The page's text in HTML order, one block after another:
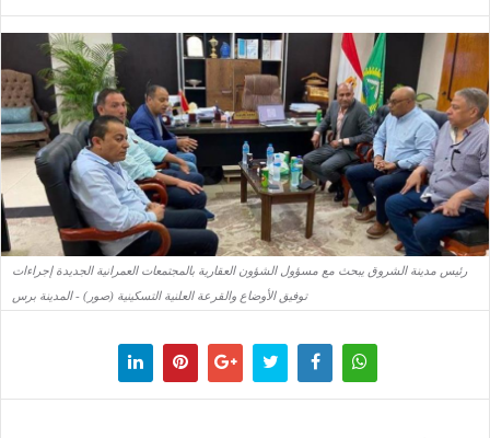
رئيس مدينة الشروق يبحث مع مسؤول الشؤون العقارية بالمجتمعات العمرانية الجديدة إجراءات
توفيق الأوضاع والقرعة العلنية التسكينية (صور) - المدينة برس